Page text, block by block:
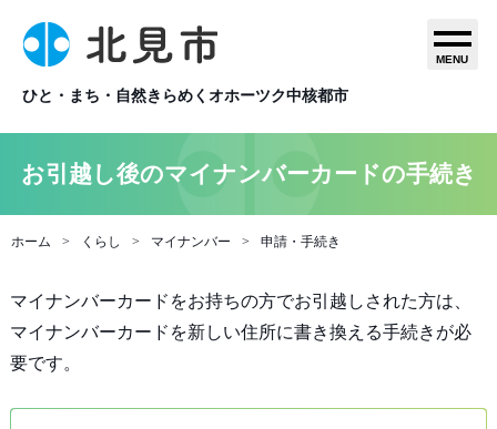
ひと・まち・自然きらめくオホーツク中核都市
MENU
お引越し後のマイナンバーカードの手続き
ホーム くらし マイナンバー 申請・手続き
マイナンバーカードをお持ちの方でお引越しされた方は、
マイナンバーカードを新しい住所に書き換える手続きが必
要です。